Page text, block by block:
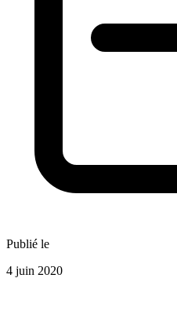
Publié le
4 juin 2020